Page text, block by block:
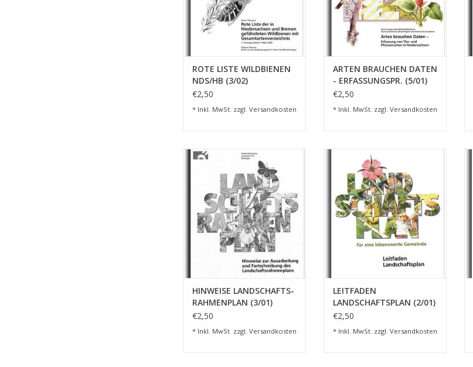
ROTE LISTE WILDBIENEN
NDS/HB (3/02)
€2,50
* Inkl. MwSt. zzgl. Versandkosten
ARTEN BRAUCHEN DATEN
- ERFASSUNGSPR. (5/01)
€2,50
* Inkl. MwSt. zzgl. Versandkosten
HINWEISE LANDSCHAFTS-
RAHMENPLAN (3/01)
ZUM WARENKORB HINZUFÜGEN
HINWEISE LANDSCHAFTS-
RAHMENPLAN (3/01)
€2,50
* Inkl. MwSt. zzgl. Versandkosten
LEITFADEN LANDSCHAFTSPLAN
(2/01)
ZUM WARENKORB HINZUFÜGEN
LEITFADEN
LANDSCHAFTSPLAN (2/01)
€2,50
* Inkl. MwSt. zzgl. Versandkosten